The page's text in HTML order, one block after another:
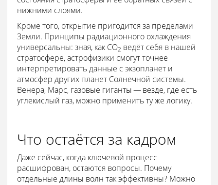
нижними слоями.
Кроме того, открытие пригодится за пределами
Земли. Принципы радиационного охлаждения
универсальны: зная, как CO2 ведёт себя в нашей
стратосфере, астрофизики смогут точнее
интерпретировать данные с экзопланет и
атмосфер других планет Солнечной системы.
Венера, Марс, газовые гиганты — везде, где есть
углекислый газ, можно применить ту же логику.
Что остаётся за кадром
Даже сейчас, когда ключевой процесс
расшифрован, остаются вопросы. Почему
отдельные длины волн так эффективны? Можно